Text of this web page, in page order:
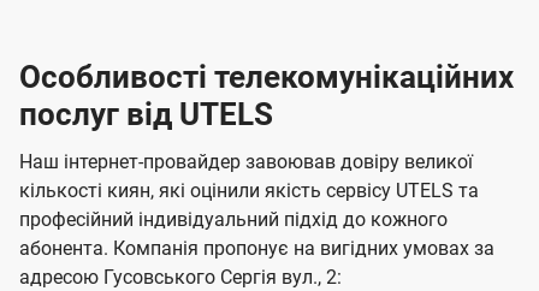
Особливості телекомунікаційних
послуг від UTELS
Наш інтернет-провайдер завоював довіру великої
кількості киян, які оцінили якість сервісу UTELS та
професійний індивідуальний підхід до кожного
абонента. Компанія пропонує на вигідних умовах за
адресою Гусовського Сергія вул., 2: